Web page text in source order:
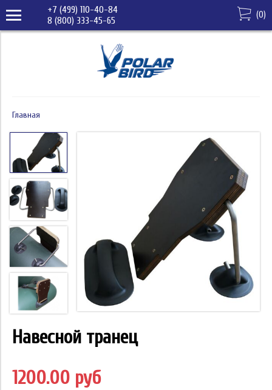
+7 (499) 110-40-84
8 (800) 333-45-65
(0)
Главная
Навесной транец
1200.00 руб